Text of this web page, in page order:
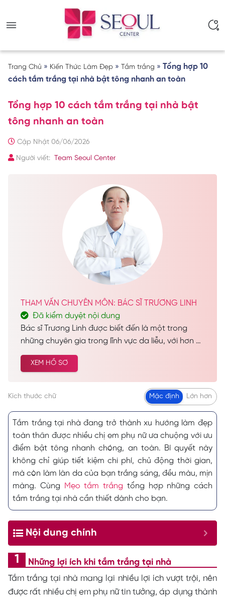
Trang Chủ » Kiến Thức Làm Đẹp » Tắm trắng » Tổng hợp 10
cách tắm trắng tại nhà bật tông nhanh an toàn
Tổng hợp 10 cách tắm trắng tại nhà bật
tông nhanh an toàn
Cập Nhật 06/06/2026
Người viết: Team Seoul Center
THAM VẤN CHUYÊN MÔN: BÁC SĨ TRƯƠNG LINH
Đã kiểm duyệt nội dung
Bác sĩ Trương Linh được biết đến là một trong
những chuyên gia trong lĩnh vực da liễu, với hơn 28
năm kinh nghiệm dày dặn trong nghề. Trong suốt
hành trình sự nghiệp, bác sĩ đã thực hiện thành
khách hàng trên khắp cả nước, góp phần mang
lại sự tự tin và vẻ đẹp hoàn hảo cho nhiều người.
XEM HỒ SƠ
Kích thước chữ Mặc định Lớn hơn
Tắm trắng tại nhà đang trở thành xu hướng làm đẹp
toàn thân được nhiều chị em phụ nữ ưa chuộng với ưu
điểm bật tông nhanh chóng, an toàn. Bí quyết này
không chỉ giúp tiết kiệm chi phí, chủ động thời gian,
mà còn làm làn da của bạn trắng sáng, đều màu, mịn
màng. Cùng
Mẹo tắm trắng tổng hợp những cách
tắm trắng tại nhà cần thiết dành cho bạn.
Nội dung chính
Những lợi ích khi tắm trắng tại nhà
Tắm trắng tại nhà mang lại nhiều lợi ích vượt trội, nên
được rất nhiều chị em phụ nữ tin tưởng, áp dụng thành